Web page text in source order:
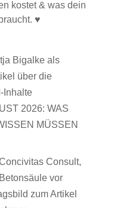
kostet & was dein
♥
2026: WAS
MÜSSEN